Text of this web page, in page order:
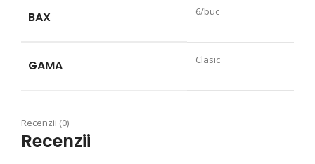
BAX 6/buc
GAMA Clasic
Recenzii (0)
Recenzii